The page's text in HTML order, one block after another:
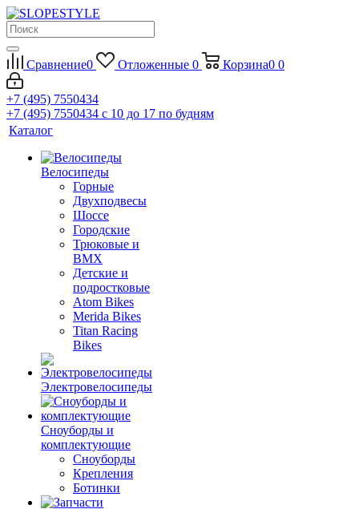
Сравнение0 Отложенные 0 Корзина0 0
+7 (495) 7550434
+7 (495) 7550434 с 10 до 17 по будням
Каталог
Велосипеды
Горные
Двухподвесы
Шоссе
Городские
Трюковые и
BMX
Детские и
подростковые
Atom Bikes
Merida Bikes
Titan Racing
Bikes
Электровелосипеды
Cноуборды и
комплектующие
Сноуборды
Крепления
Ботинки